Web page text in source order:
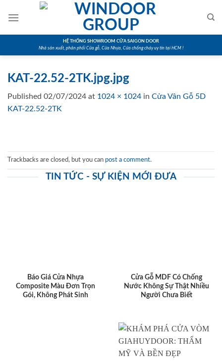
HỆ THỐNG SHOWROOM CỬA SAIGON DOOR
Nhà sản xuất, phân phối Cửa gỗ, Cửa Nhựa, Cửa chống cháy uy tín tại HCM !
KAT-22.52-2TK.jpg.jpg
Published 02/07/2024 at 1024 × 1024 in Cửa Vân Gỗ 5D
KAT-22.52-2TK
Trackbacks are closed, but you can post a comment.
TIN TỨC - SỰ KIỆN MỚI ĐƯA
Báo Giá Cửa Nhựa
Composite Màu Đơn Trọn
Gói, Không Phát Sinh
Cửa Gỗ MDF Có Chống
Nước Không Sự Thật Nhiều
Người Chưa Biết